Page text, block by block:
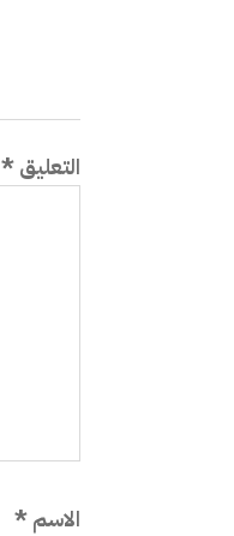
التعليق*
الاسم*